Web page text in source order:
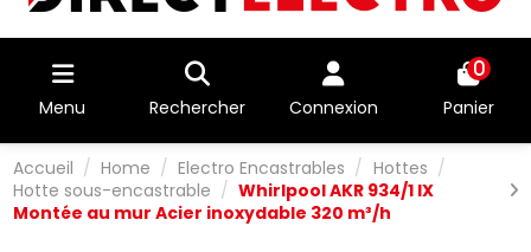
Menu Rechercher Connexion
0
Panier
Accueil Home Electro Encastrables
Hottes
Hotte sous-encastrable
Whirlpool AKR 934/1 IX
Montée au mur Acier inoxydable 320 m³/h